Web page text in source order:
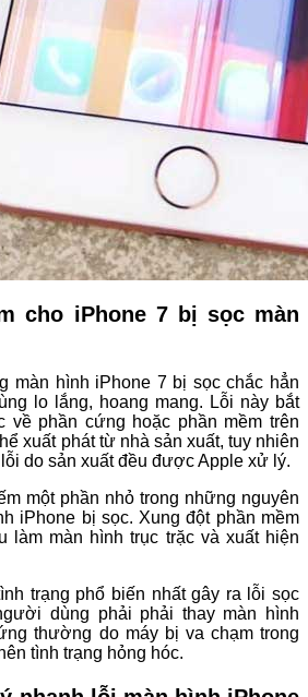
cho iPhone 7 bị sọc màn
màn hình iPhone 7 bị sọc chắc hẳn
lo lắng, hoang mang. Lỗi này bắt
về phần cứng hoặc phần mềm trên
xuất phát từ nhà sản xuất, tuy nhiên
do sản xuất đều được Apple xử lý.
một phần nhỏ trong những nguyên
iPhone bị sọc. Xung đột phần mềm
làm màn hình trục trặc và xuất hiện
trạng phổ biến nhất gây ra lỗi sọc
dùng phải phải thay màn hình
thường do máy bị va chạm trong
tình trạng hỏng hóc.